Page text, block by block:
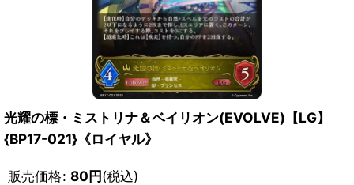
光耀の標・ミストリナ＆ベイリオン(EVOLVE)【LG】
{BP17-021}《ロイヤル》
販売価格: 80円(税込)